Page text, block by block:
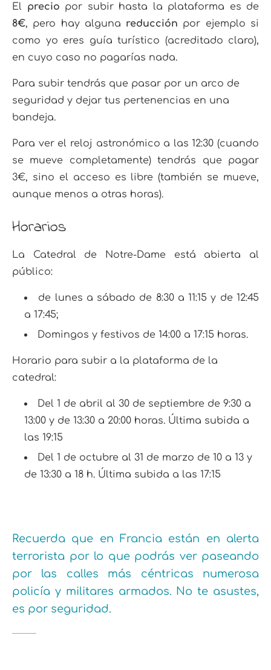
El precio por subir hasta la plataforma es de
8€, pero hay alguna reducción por ejemplo si
como yo eres guía turístico (acreditado claro),
en cuyo caso no pagarías nada.
Para subir tendrás que pasar por un arco de
seguridad y dejar tus pertenencias en una
bandeja.
Para ver el reloj astronómico a las 12:30 (cuando
se mueve completamente) tendrás que pagar
3€, sino el acceso es libre (también se mueve,
aunque menos a otras horas).
Horarios
La Catedral de Notre-Dame está abierta al
público:
de lunes a sábado de 8:30 a 11:15 y de 12:45
a 17:45;
Domingos y festivos de 14:00 a 17:15 horas.
Horario para subir a la plataforma de la
catedral:
Del 1 de abril al 30 de septiembre de 9:30 a
13:00 y de 13:30 a 20:00 horas. Última subida a
las 19:15
Del 1 de octubre al 31 de marzo de 10 a 13 y
de 13:30 a 18 h. Última subida a las 17:15
Recuerda que en Francia están en alerta
terrorista por lo que podrás ver paseando
por las calles más céntricas numerosa
policía y militares armados. No te asustes,
es por seguridad.